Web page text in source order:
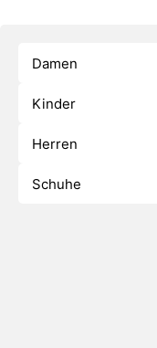
Damen
Kinder
Herren
Schuhe